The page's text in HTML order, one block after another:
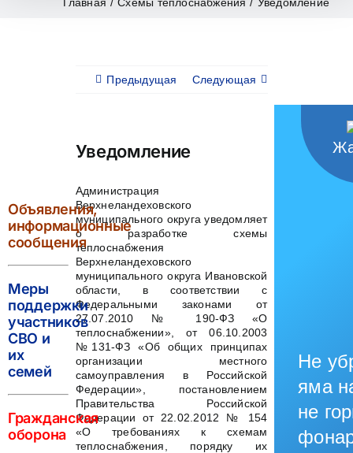
Предыдущая Следующая
Уведомление
Администрация
Верхнеландеховского
муниципального округа уведомляет
о разработке схемы
теплоснабжения
Верхнеландеховского
муниципального округа Ивановской
области, в соответствии с
Федеральными законами от
27.07.2010 № 190-ФЗ «О
теплоснабжении», от 06.10.2003
№131-ФЗ «Об общих принципах
организации местного
самоуправления в Российской
Федерации», постановлением
Правительства Российской
Федерации от 22.02.2012 № 154
«О требованиях к схемам
теплоснабжения, порядку их
Объявления,
информационные
сообщения
Меры
поддержки
участников
СВО и
их
семей
Гражданская
оборона
Не
яма
не